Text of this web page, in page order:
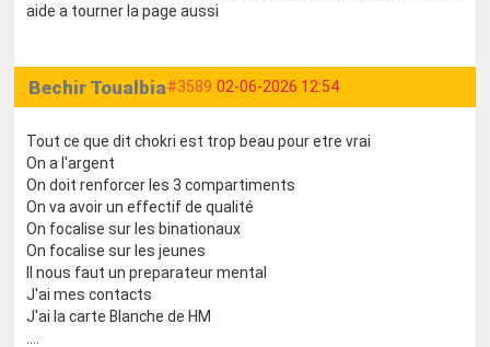
aide a tourner la page aussi
#3589 02-06-2026 12:54
Bechir Toualbia
Tout ce que dit chokri est trop beau pour etre vrai
On a l'argent
On doit renforcer les 3 compartiments
On va avoir un effectif de qualité
On focalise sur les binationaux
On focalise sur les jeunes
Il nous faut un preparateur mental
J'ai mes contacts
J'ai la carte Blanche de HM